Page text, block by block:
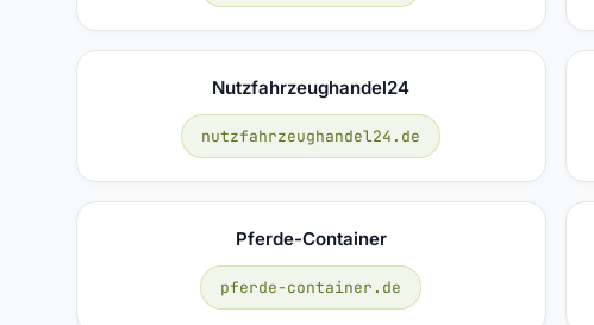
Nutzfahrzeughandel24
nutzfahrzeughandel24.de
Pferde-Container
pferde-container.de